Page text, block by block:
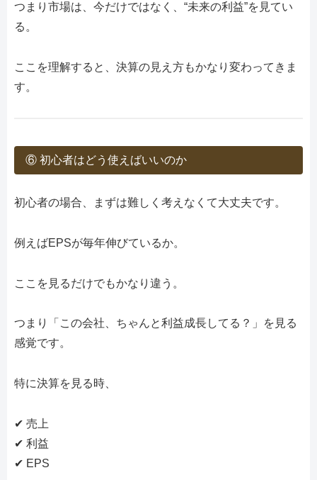
つまり市場は、今だけではなく、“未来の利益”を見てい
る。
ここを理解すると、決算の見え方もかなり変わってきま
す。
⑥ 初心者はどう使えばいいのか
初心者の場合、まずは難しく考えなくて大丈夫です。
例えばEPSが毎年伸びているか。
ここを見るだけでもかなり違う。
つまり「この会社、ちゃんと利益成長してる？」を見る
感覚です。
特に決算を見る時、
✔ 売上
✔ 利益
✔ EPS